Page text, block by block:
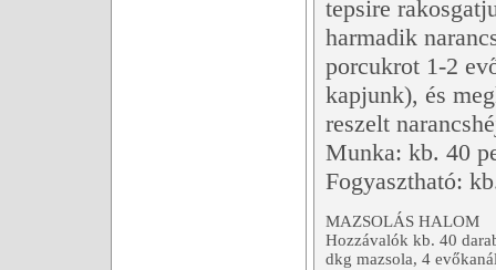
tepsire
harmadik
porcukrot 1-2
kapjunk), és
reszelt
Munka: kb. 40
Fogyasztható:
MAZSOLÁS HALOM
Hozzávalók kb. 40
dkg mazsola, 4